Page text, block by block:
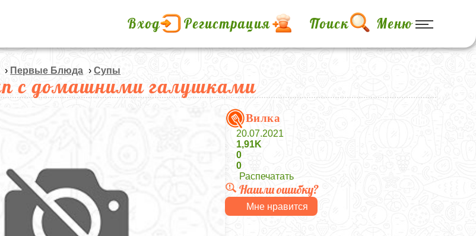
Вход Регистрация Поиск Меню
› Первые Блюда ›Супы
с домашними галушками
Вилка
20.07.2021
1,91K
0
0
Распечатать
Нашли ошибку?
Мне нравится